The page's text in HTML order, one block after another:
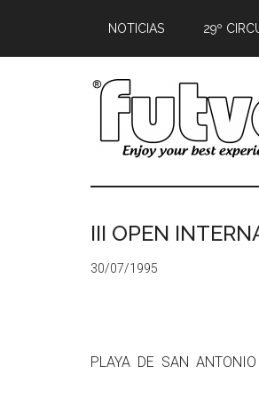
NOTICIAS 29º
III OPEN
30/07/1995
PLAYA DE SAN